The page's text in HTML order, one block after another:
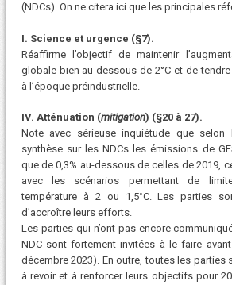
(NDCs). On ne citera ici que les principales
I. Science et urgence (§7).
Réaffirme l’objectif de maintenir
globale bien au-dessous de 2°C et de
à l’époque préindustrielle.
IV. Atténuation (mitigation) (§20 à 27).
Note avec sérieuse inquiétude que
synthèse sur les NDCs les émissions de
que de 0,3% au-dessous de celles de 2019,
avec les scénarios permettant de
température à 2 ou 1,5°C. Les parties
d’accroître leurs efforts.
Les parties qui n’ont pas encore
NDC sont fortement invitées à le faire
décembre 2023). En outre, toutes les parties
à revoir et à renforcer leurs objectifs pour